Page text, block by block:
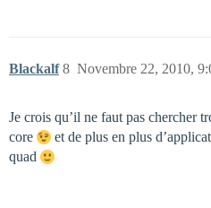
Blackalf Novembre 22, 2010,
8
Je crois qu’il ne faut pas chercher
core
et de plus en plus
quad